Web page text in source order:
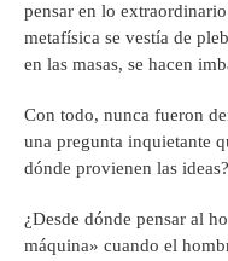
pensar en lo
metafísica se vestía de
en las masas, se hacen
Con todo, nunca fueron
una pregunta inquietante
dónde provienen las ideas?
¿Desde dónde pensar al
máquina» cuando el